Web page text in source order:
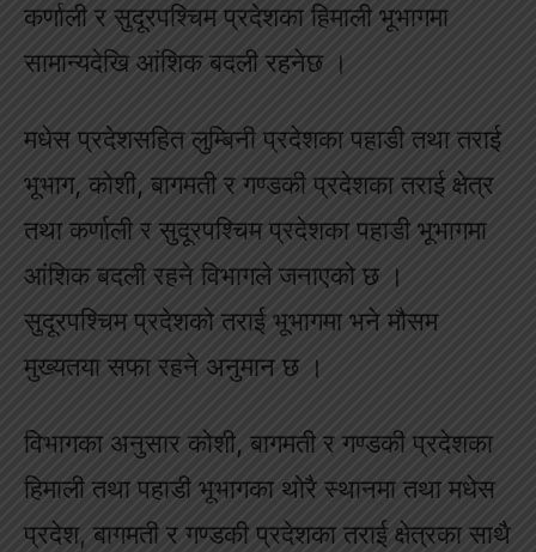
कर्णाली र सुदूरपश्चिम प्रदेशका हिमाली भूभागमा
सामान्यदेखि आंशिक बदली रहनेछ ।
मधेस प्रदेशसहित लुम्बिनी प्रदेशका पहाडी तथा तराई
भूभाग, कोशी, बागमती र गण्डकी प्रदेशका तराई क्षेत्र
तथा कर्णाली र सुदूरपश्चिम प्रदेशका पहाडी भूभागमा
आंशिक बदली रहने विभागले जनाएको छ ।
सुदूरपश्चिम प्रदेशको तराई भूभागमा भने मौसम
मुख्यतया सफा रहने अनुमान छ ।
विभागका अनुसार कोशी, बागमती र गण्डकी प्रदेशका
हिमाली तथा पहाडी भूभागका थोरै स्थानमा तथा मधेस
प्रदेश, बागमती र गण्डकी प्रदेशका तराई क्षेत्रका साथै